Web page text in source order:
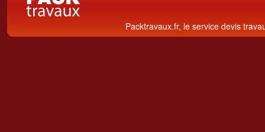
Packtravaux.fr, le service devis